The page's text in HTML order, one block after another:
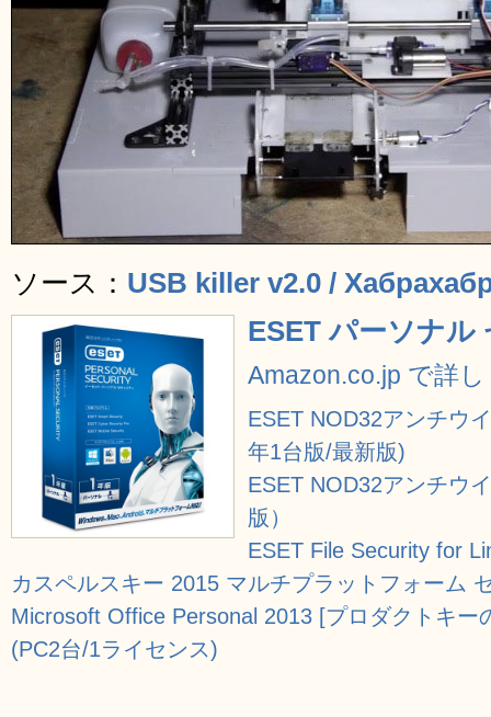
ソース： USB killer v2.0 /
ESET パーソナル
Amazon.co.jp で詳
ESET NOD32アンチウ
年1台版/最新版)
ESET NOD32アンチウ
版）
ESET File Security for
カスペルスキー 2015 マルチプラットフォーム
Microsoft Office Personal 2013 [プロダクトキ
(PC2台/1ライセンス)